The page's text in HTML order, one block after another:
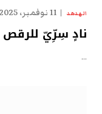
الهدهد 11 نوفمبر، 2025
نادٍ سِرِّيّ
…